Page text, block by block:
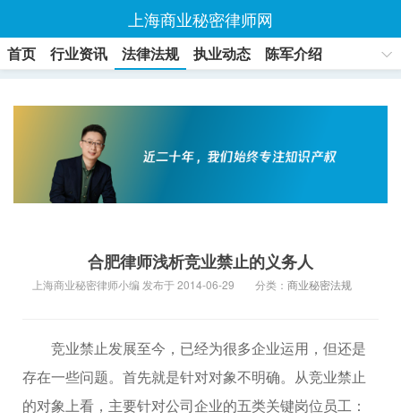
上海商业秘密律师网
首页 行业资讯 法律法规 执业动态
陈军介绍
合肥律师浅析竞业禁止的义务人
上海商业秘密律师小编 发布于 2014-06-29 分类： 商业秘密法规
竞业禁止发展至今，已经为很多企业运用，但还是
存在一些问题。首先就是针对对象不明确。从竞业禁止
的对象上看，主要针对公司企业的五类关键岗位员工：